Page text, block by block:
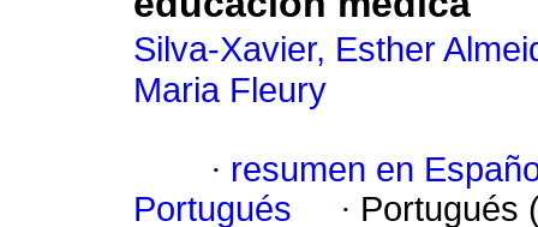
Silva-Xavier, Esther
Maria Fleury
· resumen en
Portugués
· Portugués